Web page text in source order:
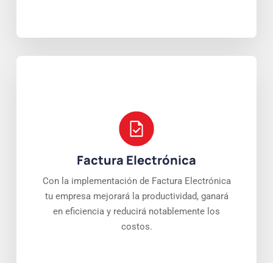
Factura Electrónica
Con la implementación de Factura Electrónica
tu empresa mejorará la productividad, ganará
en eficiencia y reducirá notablemente los
costos.